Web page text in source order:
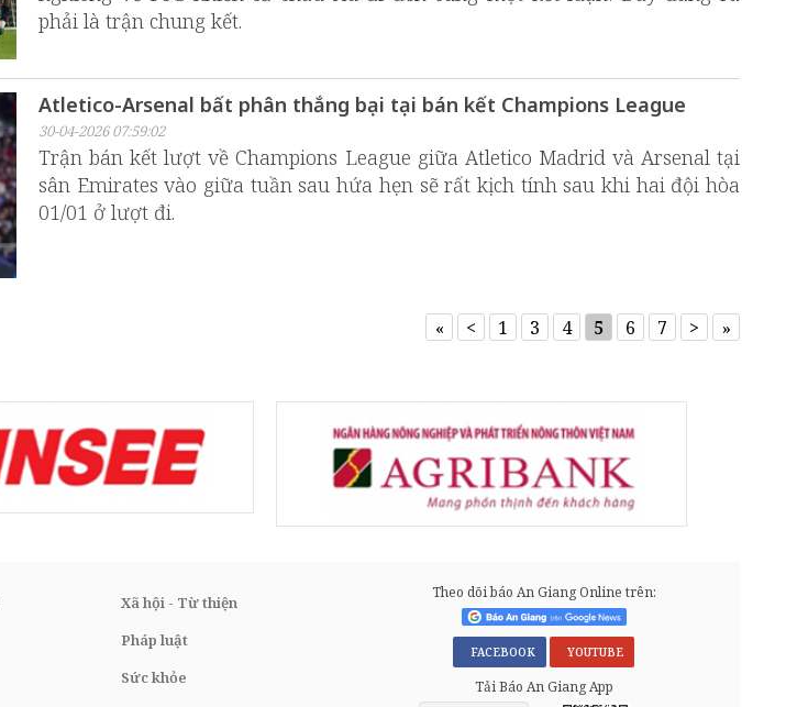
phải là trận chung kết.
Atletico-Arsenal bất phân thắng bại tại bán kết Champions League
30-04-2026 07:59:02
Trận bán kết lượt về Champions League giữa Atletico Madrid và Arsenal tại
sân Emirates vào giữa tuần sau hứa hẹn sẽ rất kịch tính sau khi hai đội hòa
01/01 ở lượt đi.
« < 1 3 4 5 6 7 >
»
Xã hội - Từ thiện
Pháp luật
Sức khỏe
Theo dõi báo An Giang Online trên:
FACEBOOK YOUTUBE
Tải Báo An Giang App